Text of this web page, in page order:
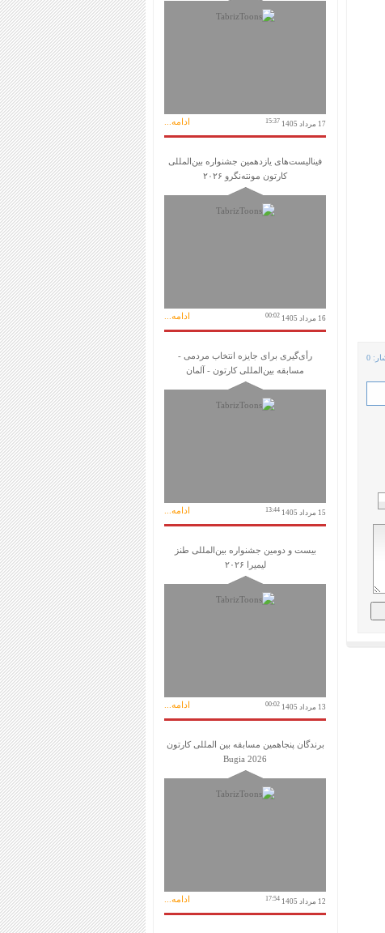
17 مرداد 1405 15:37 ادامه...
فینالیست‌های یازدهمین جشنواره بین‌المللی
کارتون مونته‌نگرو ۲۰۲۶
16 مرداد 1405 00:02 ادامه...
رأی‌گیری برای جایزه انتخاب مردمی -
مسابقه بین‌المللی کارتون - آلمان
15 مرداد 1405 13:44 ادامه...
بیست و دومین جشنواره بین‌المللی طنز
لیمیرا ۲۰۲۶
13 مرداد 1405 00:02 ادامه...
برندگان پنجاهمین مسابقه بین المللی کارتون
Bugia 2026
12 مرداد 1405 17:54 ادامه...